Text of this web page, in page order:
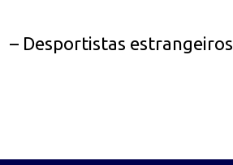
– Desportistas estrangeiros